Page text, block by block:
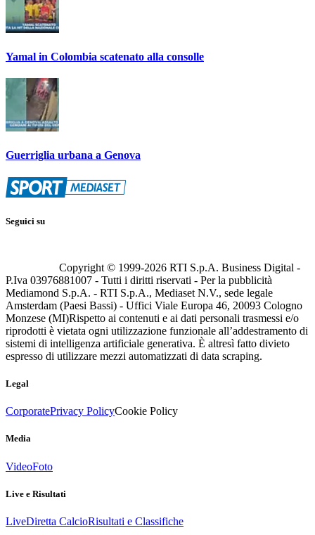
Yamal in Colombia scatenato alla consolle
Guerriglia urbana a Genova
Seguici su
Copyright © 1999-2026 RTI S.p.A. Business Digital -
P.Iva 03976881007 - Tutti i diritti riservati - Per la pubblicità
Mediamond S.p.A. - RTI S.p.A., Mediaset N.V., sede legale
Amsterdam (Paesi Bassi) - Uffici Viale Europa 46, 20093 Cologno
Monzese (MI)Rispetto ai contenuti e ai dati personali trasmessi e/o
riprodotti è vietata ogni utilizzazione funzionale all’addestramento di
sistemi di intelligenza artificiale generativa. È altresì fatto divieto
espresso di utilizzare mezzi automatizzati di data scraping.
Legal
CorporatePrivacy PolicyCookie Policy
Media
VideoFoto
Live e Risultati
LiveDiretta CalcioRisultati e Classifiche